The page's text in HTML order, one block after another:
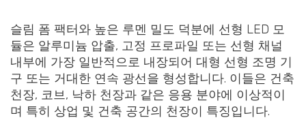
슬림 폼 팩터와 높은 루멘 밀도 덕분에 선형 LED 모
듈은 알루미늄 압출, 고정 프로파일 또는 선형 채널
내부에 가장 일반적으로 내장되어 대형 선형 조명 기
구 또는 거대한 연속 광선을 형성합니다. 이들은 건축
천장, 코브, 낙하 천장과 같은 응용 분야에 이상적이
며 특히 상업 및 건축 공간의 천장이 특징입니다.